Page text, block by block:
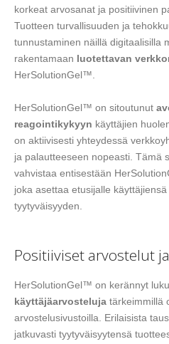
korkeat arvosanat ja positiivinen
Tuotteen turvallisuuden ja
tunnustaminen näillä digitaalisilla
rakentamaan luotettavan
HerSolutionGel™.
HerSolutionGel™ on sitoutunut
reagointikykyyn käyttäjien
on aktiivisesti yhteydessä
ja palautteeseen nopeasti. Tämä
vahvistaa entisestään
joka asettaa etusijalle
tyytyväisyyden.
Positiiviset arvostelut
HerSolutionGel™ on kerännyt
käyttäjäarvosteluja tärkeimmillä
arvostelusivustoilla. Erilaisista
jatkuvasti tyytyväisyytensä